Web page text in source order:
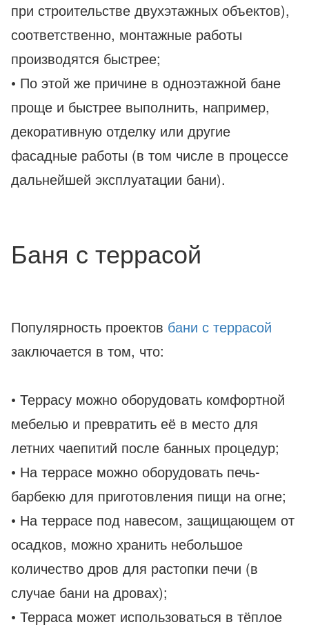
при строительстве двухэтажных объектов),
соответственно, монтажные работы
производятся быстрее;
• По этой же причине в одноэтажной бане
проще и быстрее выполнить, например,
декоративную отделку или другие
фасадные работы (в том числе в процессе
дальнейшей эксплуатации бани).
Баня с террасой
Популярность проектов бани с террасой
заключается в том, что:
• Террасу можно оборудовать комфортной
мебелью и превратить её в место для
летних чаепитий после банных процедур;
• На террасе можно оборудовать печь-
барбекю для приготовления пищи на огне;
• На террасе под навесом, защищающем от
осадков, можно хранить небольшое
количество дров для растопки печи (в
случае бани на дровах);
• Терраса может использоваться в тёплое